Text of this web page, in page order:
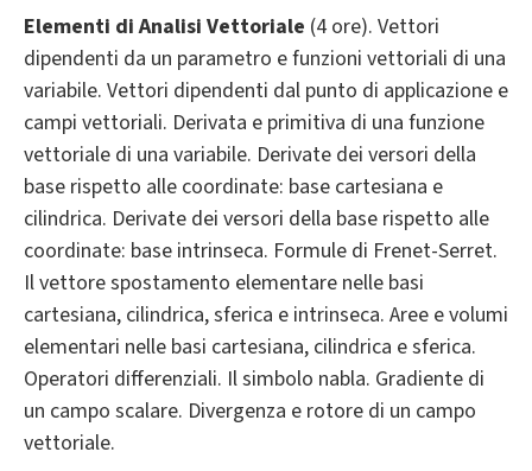
Elementi di Analisi Vettoriale (4 ore). Vettori
dipendenti da un parametro e funzioni vettoriali di una
variabile. Vettori dipendenti dal punto di applicazione e
campi vettoriali. Derivata e primitiva di una funzione
vettoriale di una variabile. Derivate dei versori della
base rispetto alle coordinate: base cartesiana e
cilindrica. Derivate dei versori della base rispetto alle
coordinate: base intrinseca. Formule di Frenet-Serret.
Il vettore spostamento elementare nelle basi
cartesiana, cilindrica, sferica e intrinseca. Aree e volumi
elementari nelle basi cartesiana, cilindrica e sferica.
Operatori differenziali. Il simbolo nabla. Gradiente di
un campo scalare. Divergenza e rotore di un campo
vettoriale.